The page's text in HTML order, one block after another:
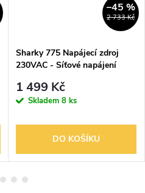
2 733 Kč
–45 %
Sharky 775 Napájecí zdroj
230VAC - Síťové napájení
1 499 Kč
Skladem 8 ks
DO KOŠÍKU